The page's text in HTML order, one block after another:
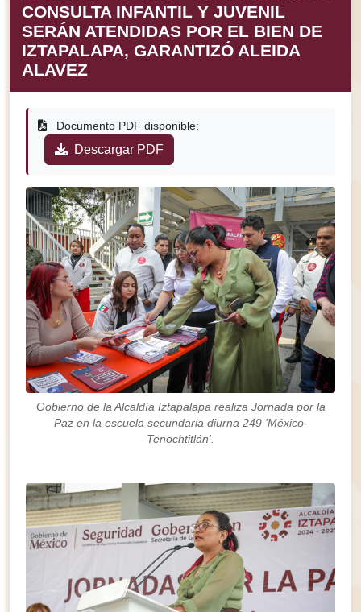
CONSULTA INFANTIL Y JUVENIL
SERÁN ATENDIDAS POR EL BIEN DE
IZTAPALAPA, GARANTIZÓ ALEIDA
ALAVEZ
Documento PDF disponible:
Descargar PDF
Gobierno de la Alcaldía Iztapalapa realiza Jornada por la
Paz en la escuela secundaria diurna 249 'México-
Tenochtitlán'.